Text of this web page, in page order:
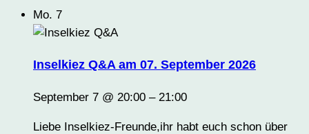
Mo. 7
Inselkiez Q&A am 07. September 2026
September 7 @ 20:00 – 21:00
Liebe Inselkiez-Freunde,ihr habt euch schon über